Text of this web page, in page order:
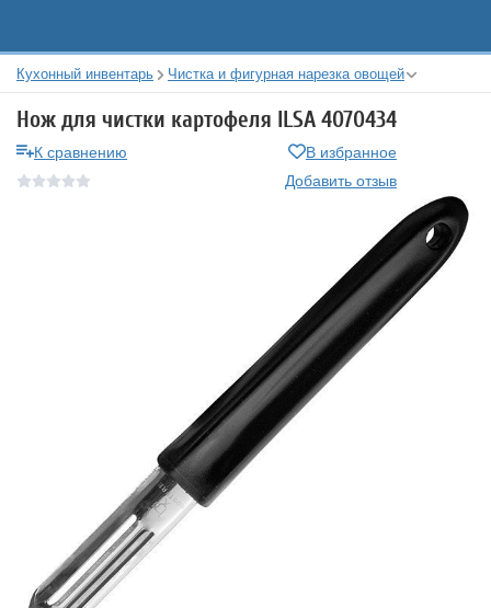
Кухонный инвентарь Чистка и фигурная нарезка овощей
Нож для чистки картофеля ILSA 4070434
К сравнению
В избранное
Добавить отзыв